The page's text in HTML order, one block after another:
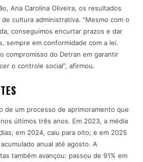
Ana Carolina Oliveira, os resultados
cultura administrativa. “Mesmo com o
conseguimos encurtar prazos e dar
sempre em conformidade com a lei.
compromisso do Detran em garantir
o controle social”, afirmou.
de um processo de aprimoramento que
últimos três anos. Em 2023, a média
em 2024, caiu para oito; e em 2025
anual até agosto. A
também avançou: passou de 91% em